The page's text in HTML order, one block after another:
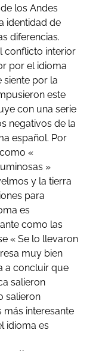
los Andes
identidad de
diferencias.
conflicto interior
por el idioma
siente por la
este
con una serie
negativos de la
español. Por
«
»
y la tierra
para
es
como las
« Se lo llevaron
muy bien
a concluir que
salieron
salieron
más interesante
idioma es